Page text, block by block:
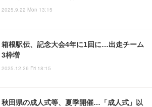
2025.9.22 Mon 13:15
箱根駅伝、記念大会4年に1回に…出走チーム
3枠増
2025.12.26 Fri 18:15
秋田県の成人式等、夏季開催…「成人式」以